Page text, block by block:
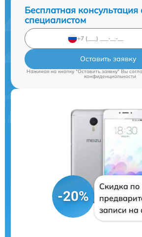
Бесплатная консультация
специалистом
Оставить заявку
Нажимая на кнопку "Оставить заявку" Вы
конфиденциальности
-20%
Скидка по
записи на